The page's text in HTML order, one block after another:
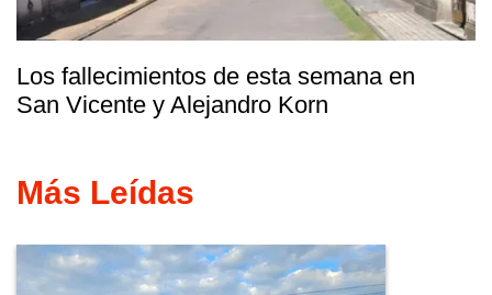
Los fallecimientos de esta semana en
San Vicente y Alejandro Korn
Más Leídas